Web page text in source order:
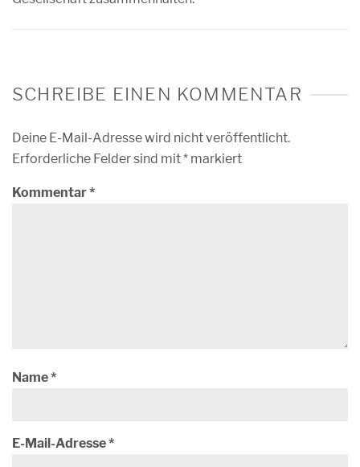
SCHREIBE EINEN KOMMENTAR
Deine E-Mail-Adresse wird nicht veröffentlicht.
Erforderliche Felder sind mit* markiert
Kommentar*
Name*
E-Mail-Adresse*